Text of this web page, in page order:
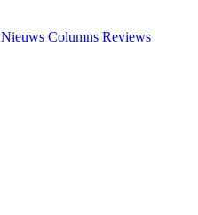
Nieuws Columns Reviews